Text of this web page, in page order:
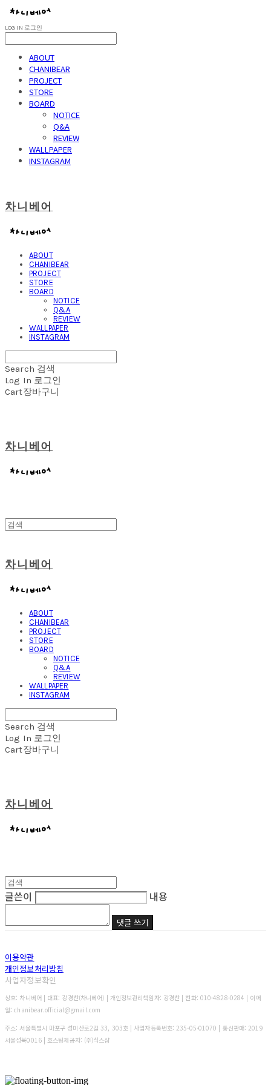
LOG IN 로그인
ABOUT
CHANIBEAR
PROJECT
STORE
BOARD
NOTICE
Q&A
REVIEW
WALLPAPER
INSTAGRAM
차니베어
ABOUT
CHANIBEAR
PROJECT
STORE
BOARD
NOTICE
Q&A
REVIEW
WALLPAPER
INSTAGRAM
Search 검색
Log In 로그인
Cart장바구니
차니베어
차니베어
ABOUT
CHANIBEAR
PROJECT
STORE
BOARD
NOTICE
Q&A
REVIEW
WALLPAPER
INSTAGRAM
Search 검색
Log In 로그인
Cart장바구니
차니베어
글쓴이 내용
댓글 쓰기
이용약관
개인정보처리방침
사업자정보확인
상호: 차니베어 | 대표: 강경찬(차니베어) | 개인정보관리책임자: 강경찬 | 전화: 010-4828-0284 | 이메
일: chanibear.official@gmail.com
주소: 서울특별시 마포구 성미산로2길 33, 303호 | 사업자등록번호:235-05-01070 | 통신판매:2019
서울성북0016| 호스팅제공자: (주)식스샵